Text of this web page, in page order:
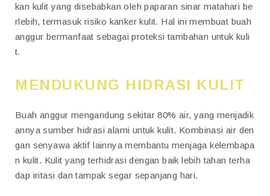
kan kulit yang disebabkan oleh paparan sinar matahari be
rlebih, termasuk risiko kanker kulit. Hal ini membuat buah
anggur bermanfaat sebagai proteksi tambahan untuk kuli
t.
MENDUKUNG HIDRASI KULIT
Buah anggur mengandung sekitar 80% air, yang menjadik
annya sumber hidrasi alami untuk kulit. Kombinasi air den
gan senyawa aktif lainnya membantu menjaga kelembapa
n kulit. Kulit yang terhidrasi dengan baik lebih tahan terha
dap iritasi dan tampak segar sepanjang hari.